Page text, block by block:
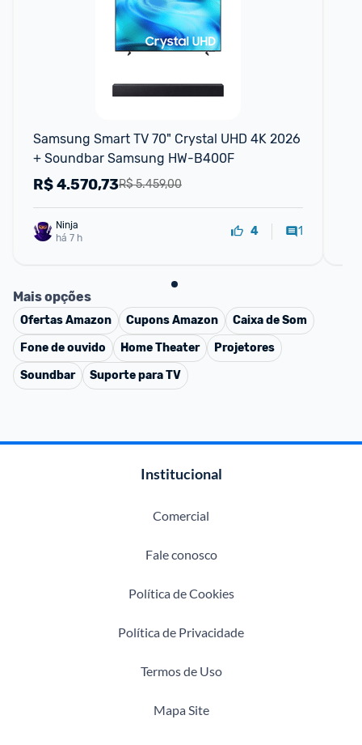
Samsung Smart TV 70" Crystal UHD 4K 2026
+ Soundbar Samsung HW-B400F
R$ 5.459,00
R$4.570,73
há 7 h
4 1
Mais opções
OfertasAmazon CuponsAmazon
Caixa de Som
Fone de ouvido
Home Theater
Projetores
Soundbar
Suporte para TV
Institucional
Comercial
Fale conosco
Política de Cookies
Política de Privacidade
Termos de Uso
Mapa Site